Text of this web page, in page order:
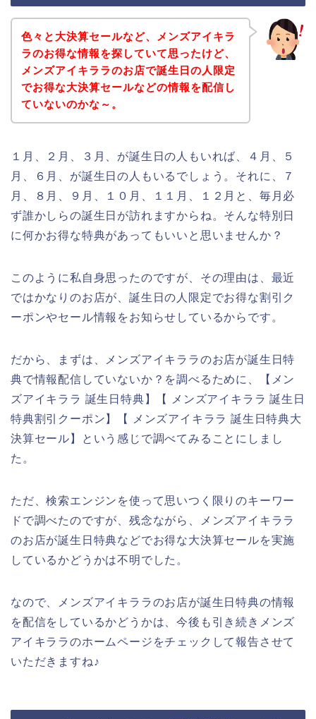
色々と大決算セールなど、メンズアイキラ
ラのお得な情報を探していて思ったけど、
メンズアイキララのお店で誕生日の人限定
でお得な大決算セールなどの情報を配信し
ていないのかな～。
１月、２月、３月、が誕生日の人もいれば、４月、５
月、６月、が誕生日の人もいるでしょう。それに、７
月、８月、９月、１０月、１１月、１２月と、毎月必
ず誰かしらの誕生日が訪れますからね。そんな特別日
に何かお得な特典があってもいいと思いませんか？
このように私自身思ったのですが、その理由は、最近
ではかなりのお店が、誕生日の人限定でお得な割引ク
ーポンやセール情報をお知らせしているからです。
だから、まずは、メンズアイキララのお店が誕生日特
典で情報配信していないか？を調べるために、【メン
ズアイキララ 誕生日特典】【 メンズアイキララ 誕生日
特典割引クーポン】【 メンズアイキララ 誕生日特典大
決算セール】という感じで調べてみることにしまし
た。
ただ、検索エンジンを使って思いつく限りのキーワー
ドで調べたのですが、残念ながら、メンズアイキララ
のお店が誕生日特典などでお得な大決算セールを実施
しているかどうかは不明でした。
なので、メンズアイキララのお店が誕生日特典の情報
を配信をしているかどうかは、今後も引き続きメンズ
アイキララのホームページをチェックして報告させて
いただきますね♪